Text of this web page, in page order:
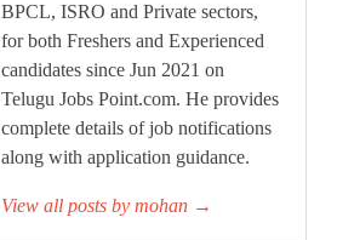
BPCL, ISRO and Private sectors,
for both Freshers and Experienced
candidates since Jun 2021 on
Telugu Jobs Point.com. He provides
complete details of job notifications
along with application guidance.
View all posts by mohan →